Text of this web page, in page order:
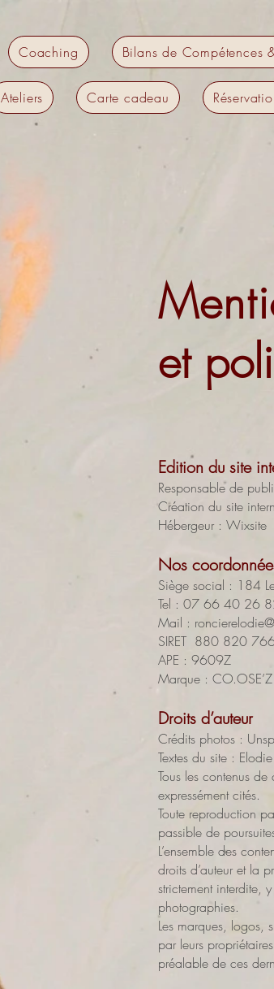
Coaching Bilans de Compétences
Ateliers Carte cadeau
et
Edition du site
Responsable de
Création du site
Hébergeur : Wixsite
Nos
Siège social : 184
Tel : 07 66 40 26
Mail :
SIRET 880 820
APE : 9609Z
Marque : CO.OSE’Z
Droits d’auteur
Crédits photos :
Textes du site :
Tous les contenus
expressément cités.
Toute reproduction
passible de
L’ensemble des
droits d’auteur et la
strictement interdite,
photographies.
Les marques, logos,
par leurs
préalable de ces